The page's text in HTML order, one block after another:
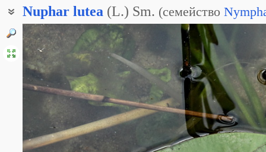
Nuphar lutea (L.) Sm. (семейство
Жёлтая кувшинка